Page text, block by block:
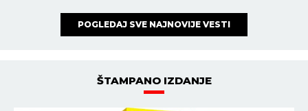
POGLEDAJ SVE NAJNOVIJE VESTI
ŠTAMPANO IZDANJE